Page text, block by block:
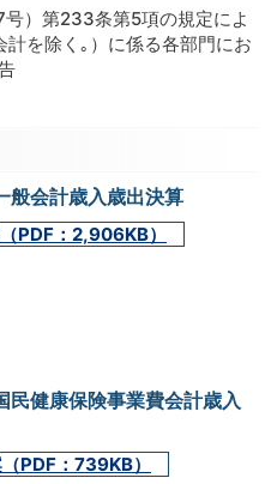
）第233条第5項の規定によ
を除く｡）に係る各部門にお
般会計歳入歳出決算
PDF：2,906KB）
健康保険事業費会計歳入
PDF：739KB）